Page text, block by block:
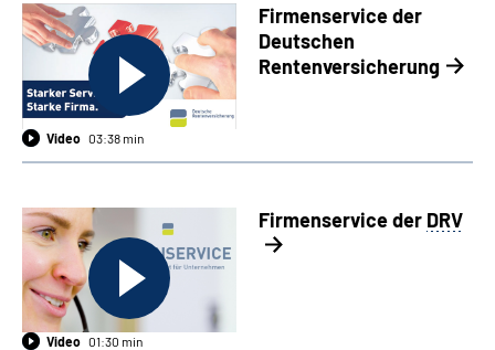
Firmenservice der
Deutschen
Rentenversicherung
Video 03:38 min
Firmenservice der DRV
Video 01:30 min